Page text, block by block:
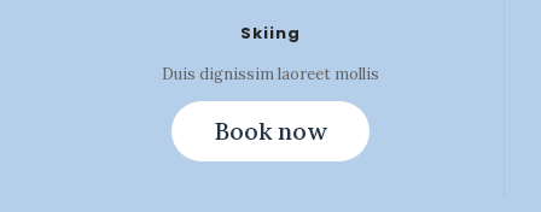
Skiing
Duis dignissim laoreet mollis
Book now